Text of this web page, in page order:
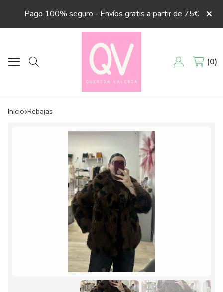
Pago 100% seguro - Envíos gratis a partir de 75€
Buscar
0
Inicio rebajas